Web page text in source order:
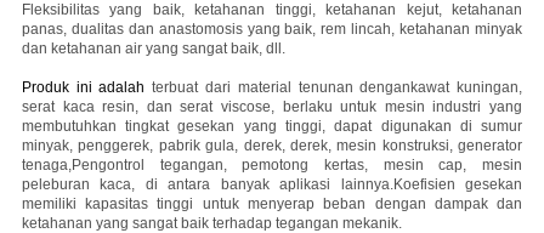
Fleksibilitas yang baik, ketahanan tinggi, ketahanan kejut, ketahanan
panas, dualitas dan anastomosis yang baik, rem lincah, ketahanan minyak
dan ketahanan air yang sangat baik, dll.
Produk ini adalah terbuat dari material tenunan dengan kawat kuningan,
serat kaca resin, dan serat viscose, berlaku untuk mesin industri yang
membutuhkan tingkat gesekan yang tinggi, dapat digunakan di sumur
minyak, penggerek, pabrik gula, derek, derek, mesin konstruksi, generator
tenaga,Pengontrol tegangan, pemotong kertas, mesin cap, mesin
peleburan kaca, di antara banyak aplikasi lainnya.Koefisien gesekan
memiliki kapasitas tinggi untuk menyerap beban dengan dampak dan
ketahanan yang sangat baik terhadap tegangan mekanik.